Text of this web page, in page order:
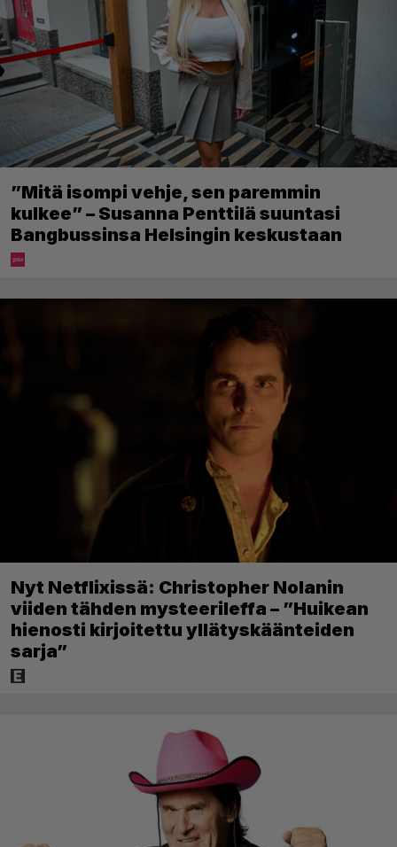
”Mitä isompi vehje, sen paremmin
kulkee” – Susanna Penttilä suuntasi
Bangbussinsa Helsingin keskustaan
Nyt Netflixissä: Christopher Nolanin
viiden tähden mysteerileffa – ”Huikean
hienosti kirjoitettu yllätyskäänteiden
sarja”